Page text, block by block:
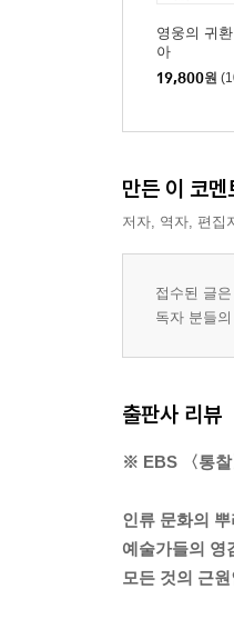
영웅의 귀
아
19,800원
만든 이 코멘
저자, 역자, 편집
접수된 글
독자 분들
출판사 리뷰
※ EBS 〈통찰
인류 문화의 뿌
예술가들의 영
모든 것의 근